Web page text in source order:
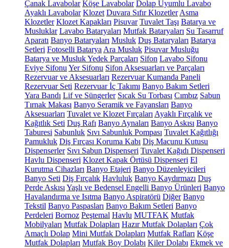
Çanak Lavabolar Köşe Lavabolar Dolap Uyumlu Lavabo
Ayaklı Lavabolar Klozet Duvara Sıfır Klozetler Asma
Klozetler Klozet Kapakları Pisuvar Tuvalet Taşı Batarya ve
Musluklar Lavabo Bataryaları Mutfak Bataryaları Su Tasarruf
Aparatı Banyo Bataryaları Musluk Duş Bataryaları Batarya
Setleri Fotoselli Batarya Ara Musluk Pisuvar Musluğu
Batarya ve Musluk Yedek Parçaları Sifon Lavabo Sifonu
Eviye Sifonu Yer Sifonu Sifon Aksesuarları ve Parçaları
Rezervuar ve Aksesuarları Rezervuar Kumanda Paneli
Rezervuar Seti Rezervuar İç Takımı Banyo Bakım Setleri
Yara Bandı Lif ve Süngerler Sıcak Su Torbası Cımbız Sabun
Tırnak Makası Banyo Seramik ve Fayansları Banyo
Aksesuarları Tuvalet ve Klozet Fırçaları Ayaklı Fırçalık ve
Kağıtlık Seti Duş Rafı Banyo Aynaları Banyo Askısı Banyo
Taburesi Sabunluk Sıvı Sabunluk Pompası Tuvalet Kağıtlığı
Pamukluk Diş Fırçası Koruma Kabı Diş Macunu Kutusu
Dispenserler Sıvı Sabun Dispenseri Tuvalet Kağıdı Dispenseri
Havlu Dispenseri Klozet Kapak Örtüsü Dispenseri El
Kurutma Cihazları Banyo Etajeri Banyo Düzenleyicileri
Banyo Seti Diş Fırçalık Havluluk Banyo Kaydırmazı Duş
Perde Askısı Yaşlı ve Bedensel Engelli Banyo Ürünleri Banyo
Havalandırma ve Isıtma Banyo Aspiratörü Diğer Banyo
Tekstil Banyo Paspasları Banyo Bakım Setleri Banyo
Perdeleri Bornoz Peştemal Havlu MUTFAK Mutfak
Mobilyaları Mutfak Dolapları Hazır Mutfak Dolapları Çok
Amaçlı Dolap Mini Mutfak Dolapları Mutfak Rafları Köşe
Mutfak Dolapları Mutfak Boy Dolabı Kiler Dolabı Ekmek ve